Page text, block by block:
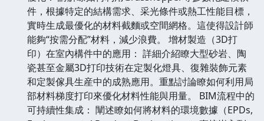
件，根據特定的結構需求、采光條件或熱工性能目標，
實時生成最優化的材料截麵或空間網格。這使得設計師
能夠“按需分配”材料，減少浪費。 增材製造（3D打
印）在室內構件中的應用： 詳細介紹瞭大型砂岩、陶
瓷甚至金屬3D打印技術在定製化燈具、復雜裝飾元素
和定製傢具生産中的成熟應用。重點討論瞭如何利用局
部材料梯度打印來優化材料性能與用量。 BIM流程中的
可持續性集成： 闡述瞭如何將材料的環境數據（EPDs,